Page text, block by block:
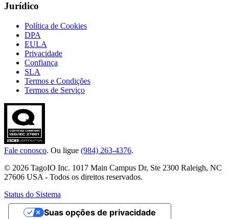
Jurídico
Política de Cookies
DPA
EULA
Privacidade
Confiança
SLA
Termos e Condições
Termos de Serviço
Fale conosco. Ou ligue (984) 263-4376.
© 2026 TagoIO Inc. 1017 Main Campus Dr, Ste 2300 Raleigh, NC
27606 USA - Todos os direitos reservados.
Status do Sistema
Suas opções de privacidade